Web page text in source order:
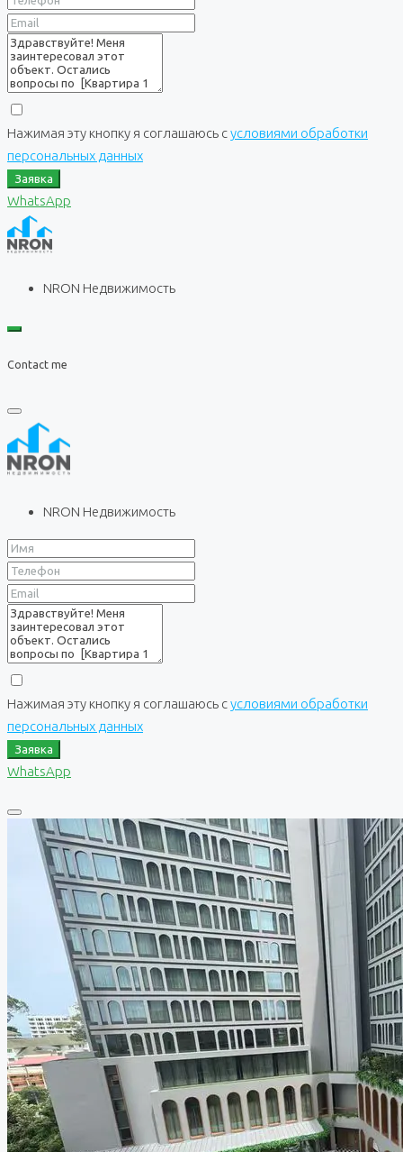
Нажимая эту кнопку я соглашаюсь сусловиями обработки
персональных данных
Заявка
WhatsApp
NRON Недвижимость
Contact me
NRON Недвижимость
Нажимая эту кнопку я соглашаюсь сусловиями обработки
персональных данных
Заявка
WhatsApp